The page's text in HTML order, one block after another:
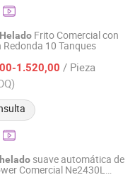
Helado Frito Comercial con
Redonda 10 Tanques
1.520,00 / Pieza
Ltd
heladosuave automática de
Comercial Ne2430L
Co., Ltd